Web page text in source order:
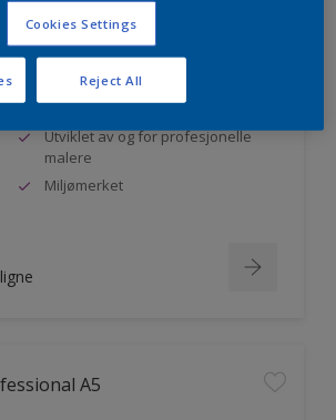
20
Veggmaling med god dekkevne
Utviklet av og for profesjonelle
malere
Miljømerket
A5
Cookies Settings
Reject All